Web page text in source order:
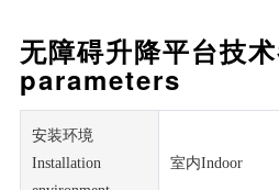
无障碍升降平台技
parameters
安装环境
Installation
室内Indoor